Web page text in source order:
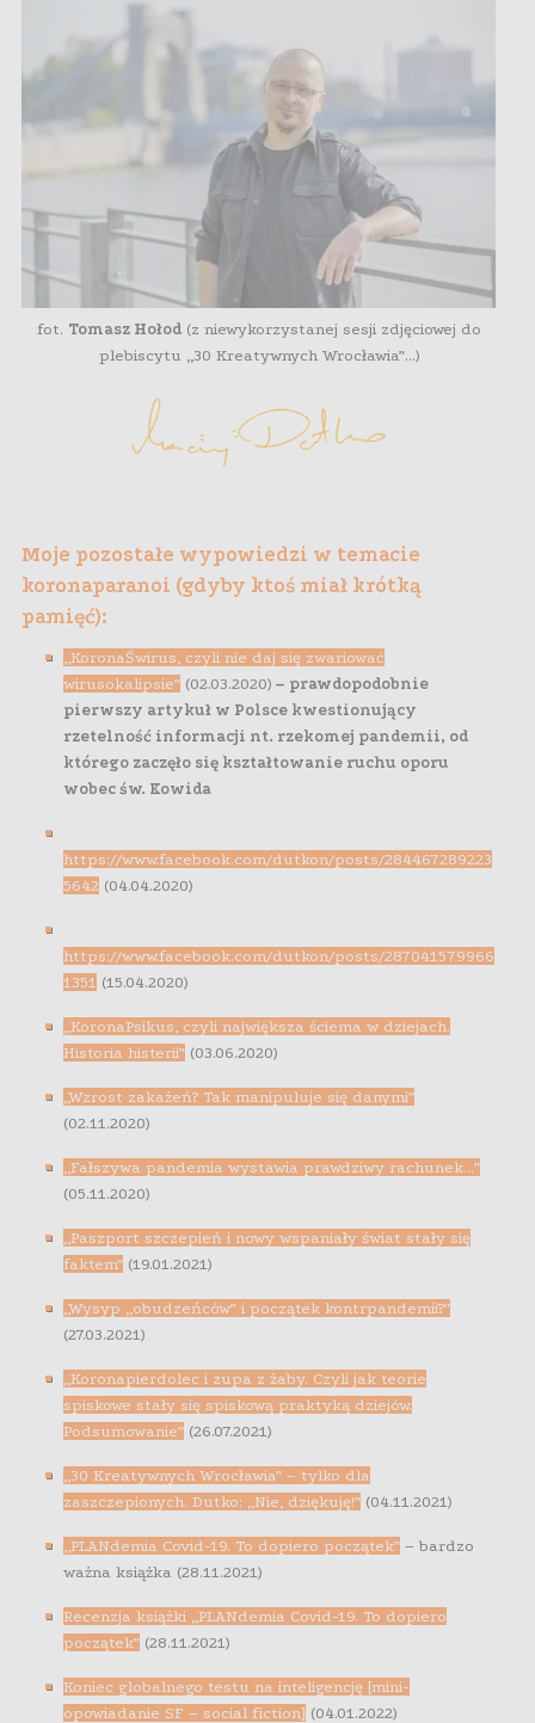
fot. Tomasz Hołod(z niewykorzystanej sesji zdjęciowej do
plebiscytu „30 Kreatywnych Wrocławia”…)
Moje pozostałe wypowiedzi w temacie
koronaparanoi (gdyby ktoś miał krótką
pamięć):
„KoronaŚwirus, czyli nie daj się zwariować
wirusokalipsie” (02.03.2020) – prawdopodobnie
pierwszy artykuł w Polsce kwestionujący
rzetelność informacji nt. rzekomej pandemii, od
którego zaczęło się kształtowanie ruchu oporu
wobec św. Kowida
https://www.facebook.com/dutkon/posts/284467289223
5642 (04.04.2020)
https://www.facebook.com/dutkon/posts/287041579966
1351 (15.04.2020)
„KoronaPsikus, czyli największa ściema w dziejach.
Historia histerii” (03.06.2020)
„Wzrost zakażeń? Tak manipuluje się danymi”
(02.11.2020)
„Fałszywa pandemia wystawia prawdziwy rachunek…”
(05.11.2020)
„Paszport szczepień i nowy wspaniały świat stały się
faktem” (19.01.2021)
„Wysyp „obudzeńców” i początek kontrpandemii?”
(27.03.2021)
„Koronapierdolec i zupa z żaby. Czyli jak teorie
spiskowe stały się spiskową praktyką dziejów.
Podsumowanie” (26.07.2021)
„30 Kreatywnych Wrocławia” – tylko dla
zaszczepionych. Dutko: „Nie, dziękuję!” (04.11.2021)
„PLANdemia Covid-19. To dopiero początek” – bardzo
ważna książka (28.11.2021)
Recenzja książki „PLANdemia Covid-19. To dopiero
początek” (28.11.2021)
Koniec globalnego testu na inteligencję [mini-
opowiadanie SF – social fiction] (04.01.2022)